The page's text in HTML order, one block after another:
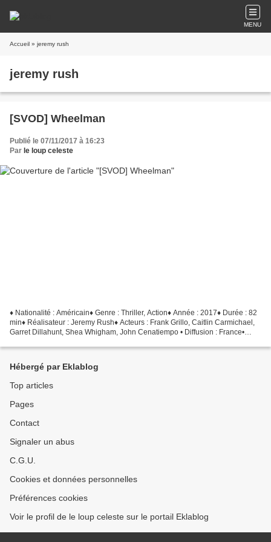
MENU
Accueil » jeremy rush
jeremy rush
[SVOD] Wheelman
Publié le 07/11/2017 à 16:23
Par le loup celeste
♦ Nationalité : Américain♦ Genre : Thriller, Action♦ Année : 2017♦ Durée : 82
min♦ Réalisateur : Jeremy Rush♦ Acteurs : Frank Grillo, Caitlin Carmichael,
Garret Dillahunt, Shea Whigham, John Cenatiempo • Diffusion : France•
Hébergé par Eklablog
Top articles
Pages
Contact
Signaler un abus
C.G.U.
Cookies et données personnelles
Préférences cookies
Voir le profil de le loup celeste sur le portail Eklablog